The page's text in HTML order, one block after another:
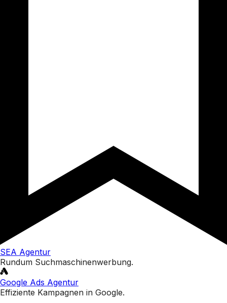
SEA Agentur
Rundum Suchmaschinenwerbung.
Google Ads Agentur
Effiziente Kampagnen in Google.